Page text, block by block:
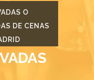
O
DE CENAS